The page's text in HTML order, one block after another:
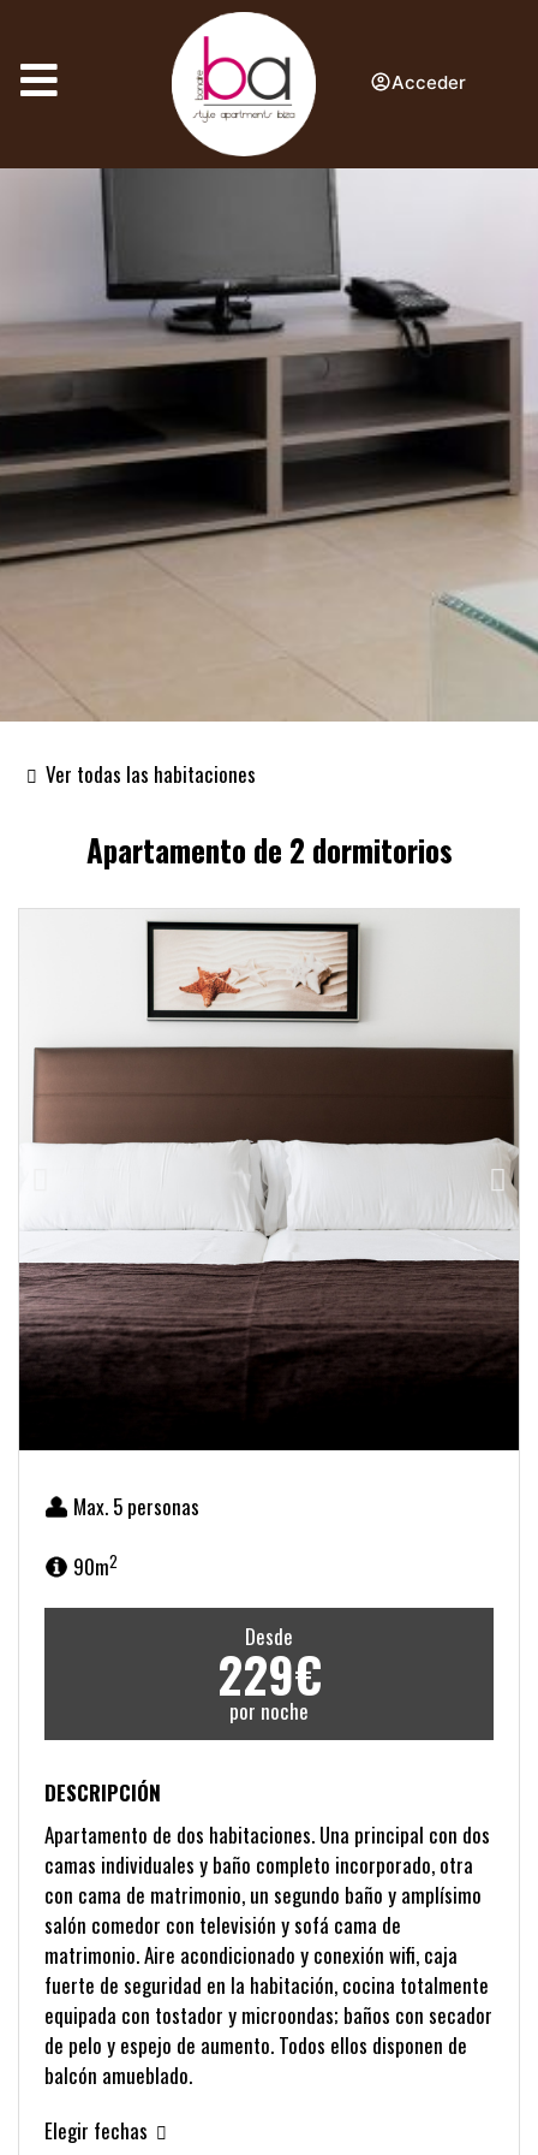
Acceder
Ver todas las habitaciones
Apartamento de 2 dormitorios
Max. 5 personas
90m2
Desde
229€
por noche
DESCRIPCIÓN
Apartamento de dos habitaciones. Una principal con dos
camas individuales y baño completo incorporado, otra
con cama de matrimonio, un segundo baño y amplísimo
salón comedor con televisión y sofá cama de
matrimonio. Aire acondicionado y conexión wifi, caja
fuerte de seguridad en la habitación, cocina totalmente
equipada con tostador y microondas; baños con secador
de pelo y espejo de aumento. Todos ellos disponen de
balcón amueblado.
Elegir fechas